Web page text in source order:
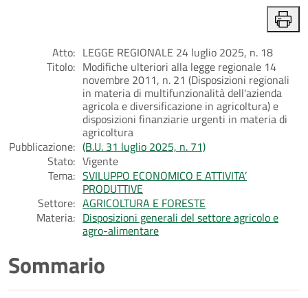
Atto: LEGGE REGIONALE 24 luglio 2025, n. 18
Titolo: Modifiche ulteriori alla legge regionale 14
novembre 2011, n. 21 (Disposizioni regionali
in materia di multifunzionalità dell'azienda
agricola e diversificazione in agricoltura) e
disposizioni finanziarie urgenti in materia di
agricoltura
Pubblicazione: (B.U. 31 luglio 2025, n. 71)
Stato: Vigente
Tema: SVILUPPO ECONOMICO E ATTIVITA’
PRODUTTIVE
Settore: AGRICOLTURA E FORESTE
Materia: Disposizioni generali del settore agricolo e
agro-alimentare
Sommario